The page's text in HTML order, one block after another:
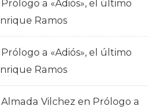
Prólogo a «Adiós», el último
Ramos
Prólogo a «Adiós», el último
Ramos
Vilchez en Prólogo a